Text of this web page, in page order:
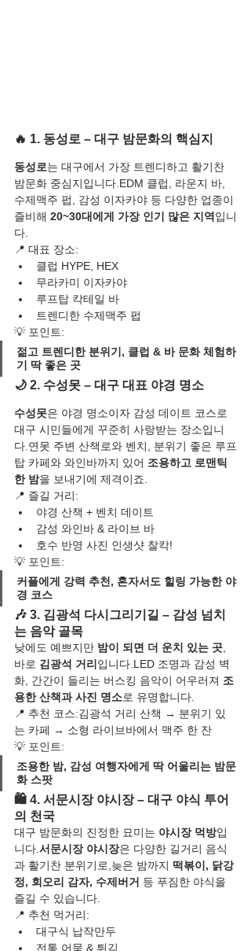
🔥 1. 동성로 – 대구 밤문화의 핵심지
동성로는 대구에서 가장 트렌디하고 활기찬
밤문화 중심지입니다.EDM 클럽, 라운지 바,
수제맥주 펍, 감성 이자카야 등 다양한 업종이
즐비해 20~30대에게 가장 인기 많은 지역 입니
다.
📍 대표 장소:
클럽 HYPE, HEX
무라카미 이자카야
루프탑 칵테일 바
트렌디한 수제맥주 펍
💡 포인트:
젊고 트렌디한 분위기, 클럽 & 바 문화 체험하
기 딱 좋은 곳
🌙 2. 수성못 – 대구 대표 야경 명소
수성못은 야경 명소이자 감성 데이트 코스로
대구 시민들에게 꾸준히 사랑받는 장소입니
다.연못 주변 산책로와 벤치, 분위기 좋은 루프
탑 카페와 와인바까지 있어 조용하고 로맨틱
한 밤을 보내기에 제격이죠.
📍 즐길 거리:
야경 산책 + 벤치 데이트
감성 와인바 & 라이브 바
호수 반영 사진 인생샷 찰칵!
💡 포인트:
커플에게 강력 추천, 혼자서도 힐링 가능한 야
경 코스
🎶 3. 김광석 다시그리기길 – 감성 넘치
는 음악 골목
낮에도 예쁘지만 밤이 되면 더 운치 있는 곳,
바로 김광석 거리 입니다.LED 조명과 감성 벽
화, 간간이 들리는 버스킹 음악이 어우러져 조
용한 산책과 사진 명소로 유명합니다.
📍 추천 코스:김광석 거리 산책 → 분위기 있
는 카페 → 소형 라이브바에서 맥주 한 잔
💡 포인트:
조용한 밤, 감성 여행자에게 딱 어울리는 밤문
화 스팟
🛍 4. 서문시장 야시장 – 대구 야식 투어
의 천국
대구 밤문화의 진정한 묘미는 야시장 먹방입
니다.서문시장 야시장은 다양한 길거리 음식
과 활기찬 분위기로,늦은 밤까지 떡볶이, 닭강
정, 회오리 감자, 수제버거 등 푸짐한 야식을
즐길 수 있습니다.
📍 추천 먹거리:
대구식 납작만두
전통 어묵 & 튀김